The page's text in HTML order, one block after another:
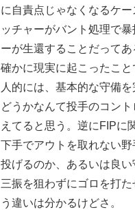
に自責点じゃなくなるケ
ッチャーがバント処理で
ーが生還することだってあ
確かに現実に起こったこと
人的には、基本的な守備
どうかなんて投手のコン
えてると思う。逆にFIPに
下手でアウトを取れない
投げるのか、あるいは良
三振を狙わずにゴロを打
う違いは分かるけどさ。